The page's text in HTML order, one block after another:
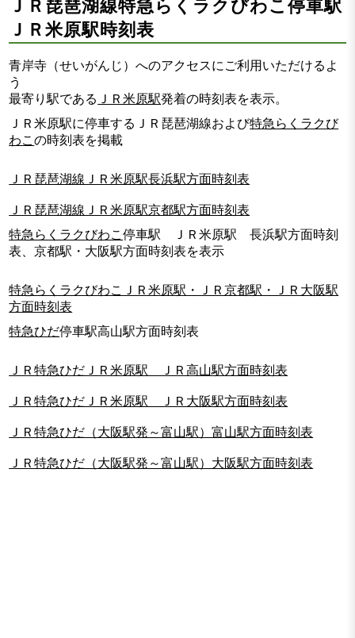
ＪＲ琵琶湖線特急らくラクびわこ停車駅
ＪＲ米原駅時刻表
青岸寺（せいがんじ）へのアクセスにご利用いただけるよ
う
最寄り駅である ＪＲ米原駅発着の時刻表を表示。
ＪＲ米原駅に停車するＪＲ琵琶湖線および特急らくラクび
わこの時刻表を掲載
ＪＲ琵琶湖線ＪＲ米原駅長浜駅方面時刻表
ＪＲ琵琶湖線ＪＲ米原駅京都駅方面時刻表
特急らくラクびわこ停車駅 ＪＲ米原駅 長浜駅方面時刻
表、京都駅・大阪駅方面時刻表を表示
特急らくラクびわこＪＲ米原駅・ＪＲ京都駅・ＪＲ大阪駅
方面時刻表
特急ひだ停車駅高山駅方面時刻表
ＪＲ特急ひだＪＲ米原駅 ＪＲ高山駅方面時刻表
ＪＲ特急ひだＪＲ米原駅 ＪＲ大阪駅方面時刻表
ＪＲ特急ひだ（大阪駅発～富山駅）富山駅方面時刻表
ＪＲ特急ひだ（大阪駅発～富山駅）大阪駅方面時刻表